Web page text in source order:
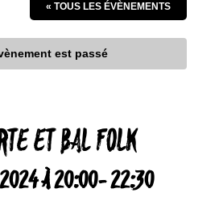
« TOUS LES ÉVÈNEMENTS
est passé
ET BAL FOLK
2024 À 20:00-22:30